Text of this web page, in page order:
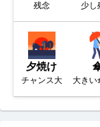
残念 少し
夕焼け
チャンス大 大きい